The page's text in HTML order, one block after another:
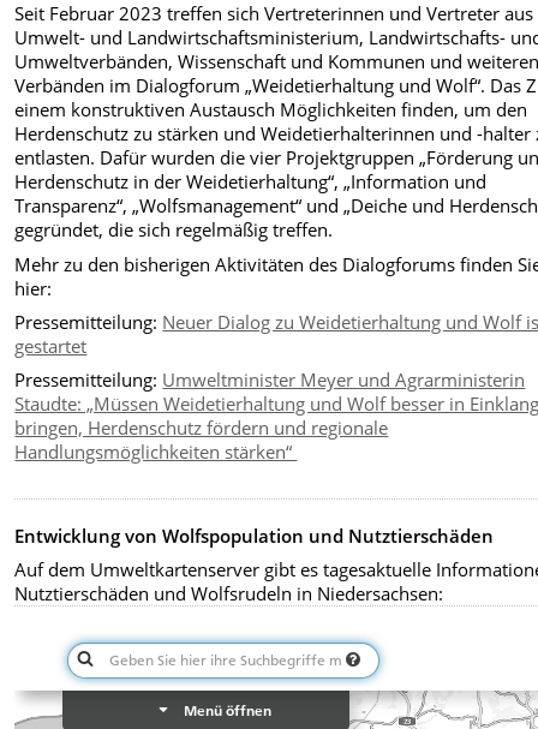
Seit Februar 2023 treffen sich Vertreterinnen und Vertreter aus
Umwelt- und Landwirtschaftsministerium, Landwirtschafts-
Umweltverbänden, Wissenschaft und Kommunen und
Verbänden im Dialogforum „Weidetierhaltung und Wolf“. Das
einem konstruktiven Austausch Möglichkeiten finden, um den
Herdenschutz zu stärken und Weidetierhalterinnen und -halter
entlasten. Dafür wurden die vier Projektgruppen „Förderung
Herdenschutz in der Weidetierhaltung“, „Information und
Transparenz“, „Wolfsmanagement“ und „Deiche und
gegründet, die sich regelmäßig treffen.
Mehr zu den bisherigen Aktivitäten des Dialogforums finden
hier:
Pressemitteilung: Neuer Dialog zu Weidetierhaltung und Wolf
gestartet
Pressemitteilung: Umweltminister Meyer und Agrarministerin
Staudte: „Müssen Weidetierhaltung und Wolf besser in
bringen, Herdenschutz fördern und regionale
Handlungsmöglichkeiten stärken“
Entwicklung von Wolfspopulation und Nutztierschäden
Auf dem Umweltkartenserver gibt es tagesaktuelle
Nutztierschäden und Wolfsrudeln in Niedersachsen: